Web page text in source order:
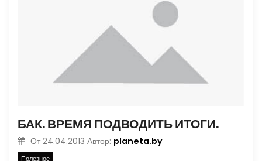
БАК. ВРЕМЯ ПОДВОДИТЬ ИТОГИ.
От 24.04.2013 Автор: planeta.by
Полезное